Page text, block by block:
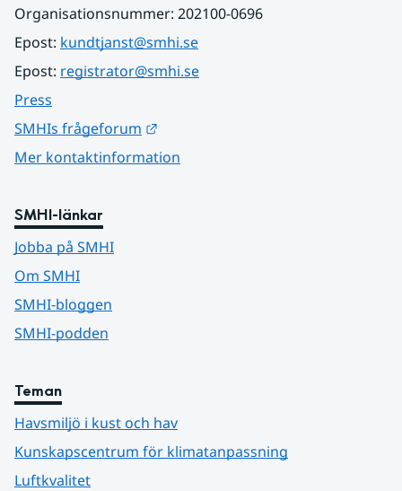
Organisationsnummer: 202100-0696
Epost: kundtjanst@smhi.se
Epost: registrator@smhi.se
Press
SMHIs frågeforum
Mer kontaktinformation
SMHI-länkar
Jobba på SMHI
Om SMHI
SMHI-bloggen
SMHI-podden
Teman
Havsmiljö i kust och hav
Kunskapscentrum för klimatanpassning
Luftkvalitet